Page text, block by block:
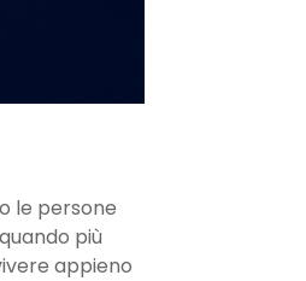
le persone
più
appieno